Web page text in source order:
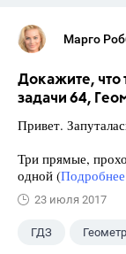
Марго
Докажите, что
задачи 64,
Привет.
Три прямые,
одной (
23 июля 2017
ГДЗ